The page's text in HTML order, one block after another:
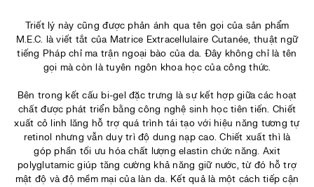
Triết lý này cũng được phản ánh qua tên gọi của sản phẩm
M.E.C. là viết tắt của Matrice Extracellulaire Cutanée, thuật ngữ
tiếng Pháp chỉ ma trận ngoại bào của da. Đây không chỉ là tên
gọi mà còn là tuyên ngôn khoa học của công thức.
Bên trong kết cấu bi-gel đặc trưng là sự kết hợp giữa các hoạt
chất được phát triển bằng công nghệ sinh học tiên tiến. Chiết
xuất cỏ linh lăng hỗ trợ quá trình tái tạo với hiệu năng tương tự
retinol nhưng vẫn duy trì độ dung nạp cao. Chiết xuất thì là
góp phần tối ưu hóa chất lượng elastin chức năng. Axit
polyglutamic giúp tăng cường khả năng giữ nước, từ đó hỗ trợ
mật độ và độ mềm mại của làn da. Kết quả là một cách tiếp cận